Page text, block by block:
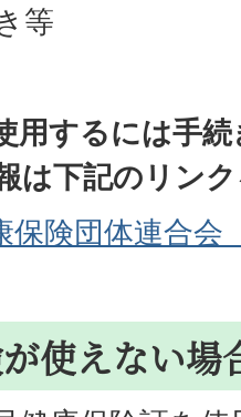
等
用するには手
は下記のリン
保険団体連合会
使えない場